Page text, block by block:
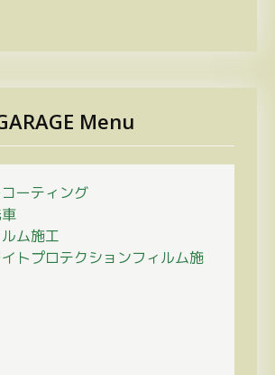
Menu
ーティング
ム施工
トプロテクションフィルム施